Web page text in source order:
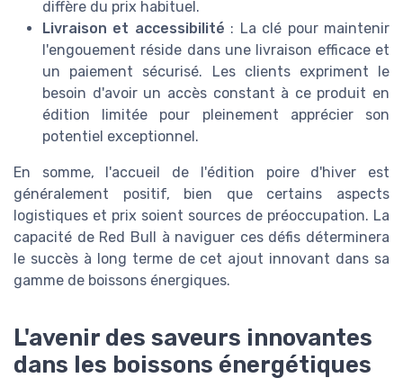
diffère du prix habituel.
Livraison et accessibilité : La clé pour maintenir
l'engouement réside dans une livraison efficace et
un paiement sécurisé. Les clients expriment le
besoin d'avoir un accès constant à ce produit en
édition limitée pour pleinement apprécier son
potentiel exceptionnel.
En somme, l'accueil de l'édition poire d'hiver est
généralement positif, bien que certains aspects
logistiques et prix soient sources de préoccupation. La
capacité de Red Bull à naviguer ces défis déterminera
le succès à long terme de cet ajout innovant dans sa
gamme de boissons énergiques.
L'avenir des saveurs innovantes
dans les boissons énergétiques